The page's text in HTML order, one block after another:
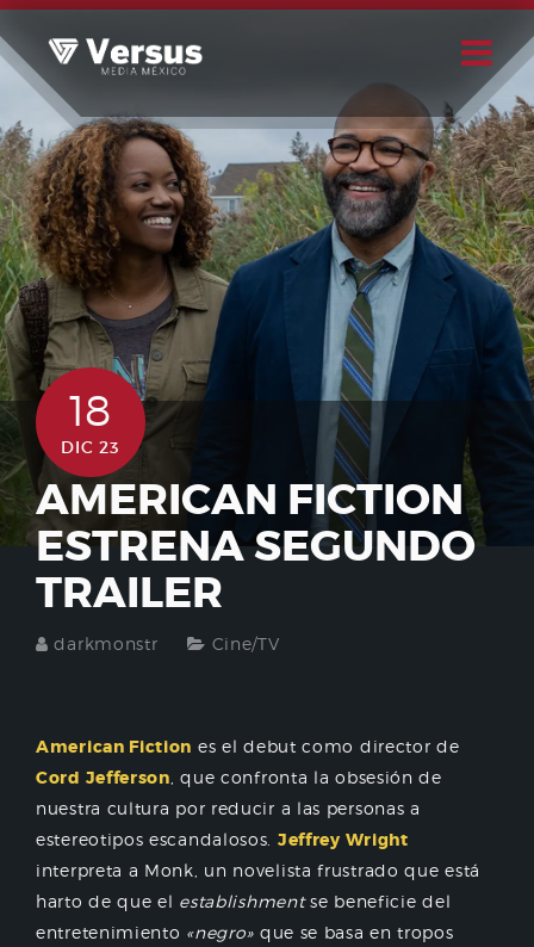
Skip
to
content
Buscar
Usuario
18
DIC 23
AMERICAN FICTION
ESTRENA SEGUNDO
TRAILER
darkmonstr Cine/TV
American Fiction es el debut como director de
Cord Jefferson , que confronta la obsesión de
nuestra cultura por reducir a las personas a
estereotipos escandalosos. Jeffrey Wright
interpreta a Monk, un novelista frustrado que está
harto de que el establishmentse beneficie del
entretenimiento «negro» que se basa en tropos